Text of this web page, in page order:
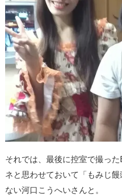
それでは、最後に控室で撮っ
ネと思わせておいて「もみじ
ない河口こうへいさんと。